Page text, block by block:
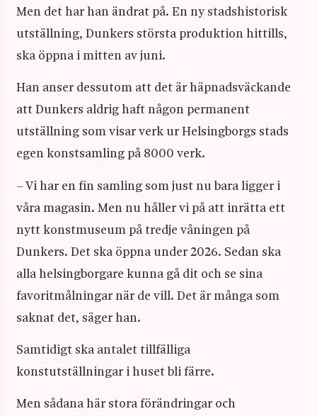
Men det har han ändrat på. En ny stadshistorisk
utställning, Dunkers största produktion hittills,
ska öppna i mitten av juni.
Han anser dessutom att det är häpnadsväckande
att Dunkers aldrig haft någon permanent
utställning som visar verk ur Helsingborgs stads
egen konstsamling på 8000 verk.
– Vi har en fin samling som just nu bara ligger i
våra magasin. Men nu håller vi på att inrätta ett
nytt konstmuseum på tredje våningen på
Dunkers. Det ska öppna under 2026. Sedan ska
alla helsingborgare kunna gå dit och se sina
favoritmålningar när de vill. Det är många som
saknat det, säger han.
Samtidigt ska antalet tillfälliga
konstutställningar i huset bli färre.
Men sådana här stora förändringar och